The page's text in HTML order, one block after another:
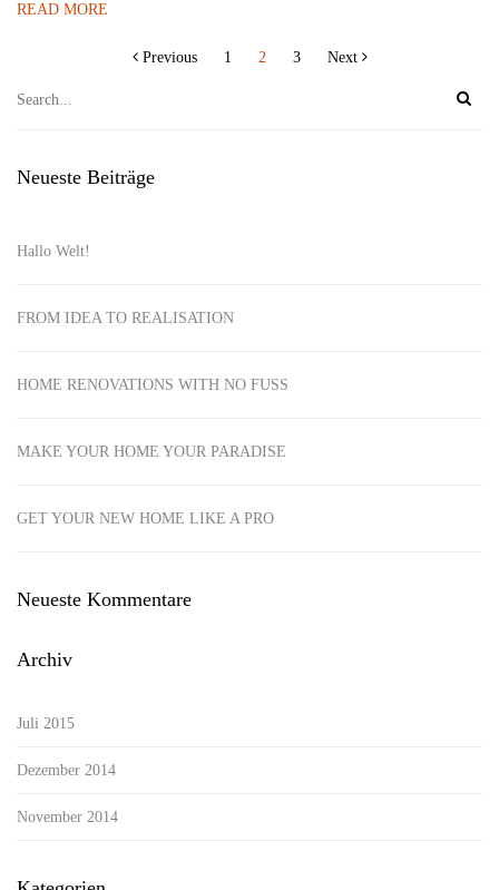
READ MORE
Seitennummerierung
der
Previous 1 2 3 Next
Neueste Beiträge
Hallo Welt!
FROM IDEA TO REALISATION
HOME RENOVATIONS WITH NO FUSS
MAKE YOUR HOME YOUR PARADISE
GET YOUR NEW HOME LIKE A PRO
Neueste Kommentare
Archiv
Juli 2015
Dezember 2014
November 2014